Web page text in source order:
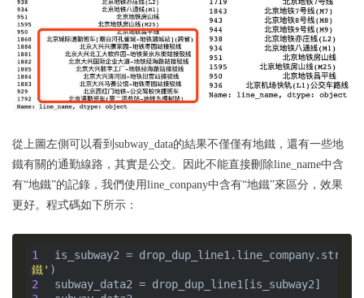
從上圖左側可以看到subway_data的結果不僅僅有地鐵，還有一些地
鐵有關的通勤線路，其實是公交。因此不能直接刪除line_name中含
有“地鐵”的記錄，我們使用line_conpany中含有“地鐵”來區分，效果
更好。程式碼如下所示：
1
is_subway2 =
鐵'
2